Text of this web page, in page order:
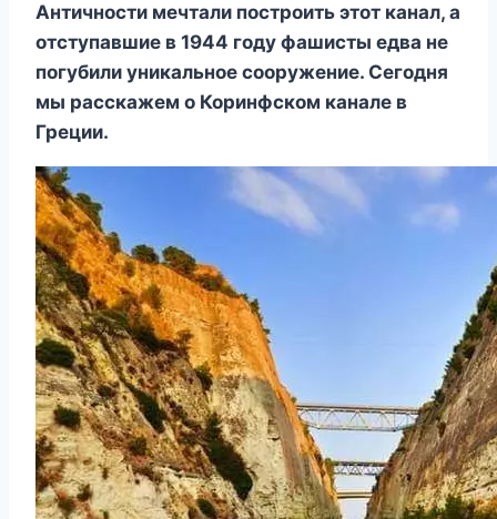
Античности мечтали построить этот канал, а
отступавшие в 1944 году фашисты едва не
погубили уникальное сооружение. Сегодня
мы расскажем о Коринфском канале в
Греции.